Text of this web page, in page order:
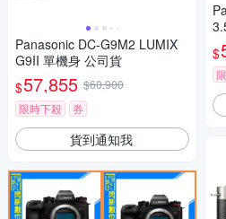
Panasonic DC-G9M2 LUMIX
G9II 單機身 公司貨
$57,855 $60,900
限時下殺
券
貨到通知我
$